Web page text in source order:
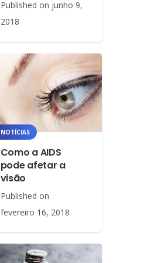
Published on junho 9,
2018
NOTÍCIAS
Como a AIDS
pode afetar a
visão
Published on
fevereiro 16, 2018